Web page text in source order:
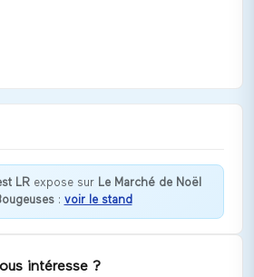
LRexpose sur Le Marché de Noël
: voir le stand
intéresse ?